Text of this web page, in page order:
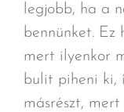
legjobb, ha a
bennünket. Ez
mert ilyenkor
bulit piheni ki,
másrészt, mert